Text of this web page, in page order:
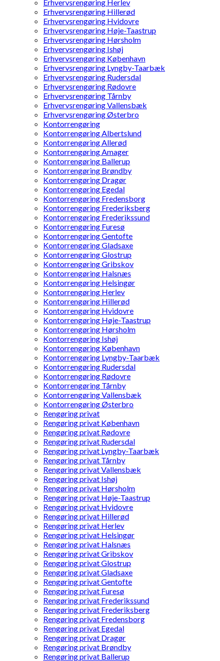
Erhvervsrengøring Herlev
Erhvervsrengøring Hillerød
Erhvervsrengøring Hvidovre
Erhvervsrengøring Høje-Taastrup
Erhvervsrengøring Hørsholm
Erhvervsrengøring Ishøj
Erhvervsrengøring København
Erhvervsrengøring Lyngby-Taarbæk
Erhvervsrengøring Rudersdal
Erhvervsrengøring Rødovre
Erhvervsrengøring Tårnby
Erhvervsrengøring Vallensbæk
Erhvervsrengøring Østerbro
Kontorrengøring
Kontorrengøring Albertslund
Kontorrengøring Allerød
Kontorrengøring Amager
Kontorrengøring Ballerup
Kontorrengøring Brøndby
Kontorrengøring Dragør
Kontorrengøring Egedal
Kontorrengøring Fredensborg
Kontorrengøring Frederiksberg
Kontorrengøring Frederikssund
Kontorrengøring Furesø
Kontorrengøring Gentofte
Kontorrengøring Gladsaxe
Kontorrengøring Glostrup
Kontorrengøring Gribskov
Kontorrengøring Halsnæs
Kontorrengøring Helsingør
Kontorrengøring Herlev
Kontorrengøring Hillerød
Kontorrengøring Hvidovre
Kontorrengøring Høje-Taastrup
Kontorrengøring Hørsholm
Kontorrengøring Ishøj
Kontorrengøring København
Kontorrengøring Lyngby-Taarbæk
Kontorrengøring Rudersdal
Kontorrengøring Rødovre
Kontorrengøring Tårnby
Kontorrengøring Vallensbæk
Kontorrengøring Østerbro
Rengøring privat
Rengøring privat København
Rengøring privat Rødovre
Rengøring privat Rudersdal
Rengøring privat Lyngby-Taarbæk
Rengøring privat Tårnby
Rengøring privat Vallensbæk
Rengøring privat Ishøj
Rengøring privat Hørsholm
Rengøring privat Høje-Taastrup
Rengøring privat Hvidovre
Rengøring privat Hillerød
Rengøring privat Herlev
Rengøring privat Helsingør
Rengøring privat Halsnæs
Rengøring privat Gribskov
Rengøring privat Glostrup
Rengøring privat Gladsaxe
Rengøring privat Gentofte
Rengøring privat Furesø
Rengøring privat Frederikssund
Rengøring privat Frederiksberg
Rengøring privat Fredensborg
Rengøring privat Egedal
Rengøring privat Dragør
Rengøring privat Brøndby
Rengøring privat Ballerup